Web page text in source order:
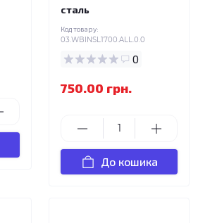
сталь
Код товару:
03.WBINSL1700.ALL.0.0
0
750.00 грн.
До кошика